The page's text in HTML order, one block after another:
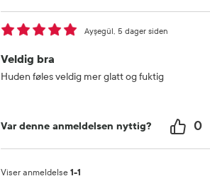
Veldig bra
5 dager siden
Ayşegül
Huden føles veldig mer glatt og fuktig
Var denne anmeldelsen nyttig? 0
Viser anmeldelse 1-1